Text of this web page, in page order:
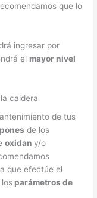
que lo
ingresar por
el mayor nivel
caldera
de tus
de los
oxidany/o
que efectúe el
parámetros de